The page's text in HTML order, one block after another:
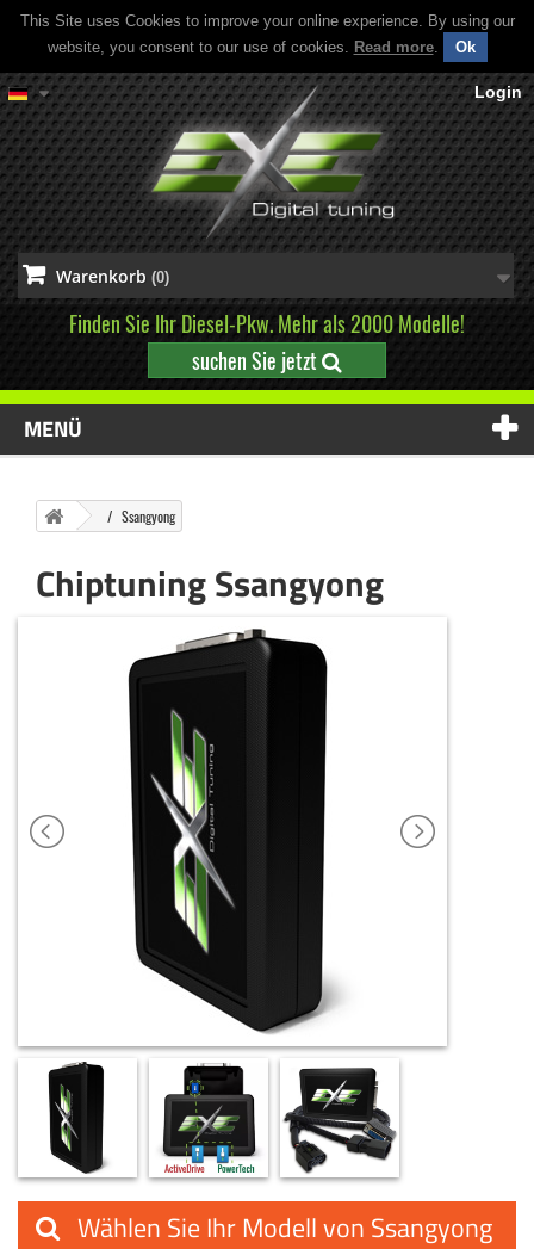
This Site uses Cookies to improve your online experience. By using our
website, you consent to our use of cookies. Read more. Ok
Login
Warenkorb (0)
Finden Sie Ihr Diesel-Pkw. Mehr als 2000 Modelle!
suchen Sie jetzt
MENÜ
Ssangyong
Chiptuning Ssangyong
Wählen Sie Ihr Modell von Ssangyong